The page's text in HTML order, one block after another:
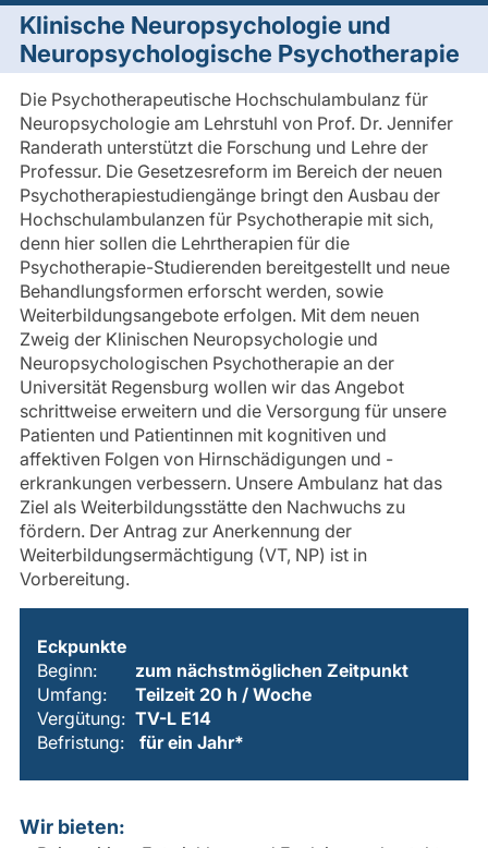
Klinische Neuropsychologie und
Neuropsychologische Psychotherapie
Die Psychotherapeutische Hochschulambulanz für
Neuropsychologie am Lehrstuhl von Prof. Dr. Jennifer
Randerath unterstützt die Forschung und Lehre der
Professur. Die Gesetzesreform im Bereich der neuen
Psychotherapiestudiengänge bringt den Ausbau der
Hochschulambulanzen für Psychotherapie mit sich,
denn hier sollen die Lehrtherapien für die
Psychotherapie-Studierenden bereitgestellt und neue
Behandlungsformen erforscht werden, sowie
Weiterbildungsangebote erfolgen. Mit dem neuen
Zweig der Klinischen Neuropsychologie und
Neuropsychologischen Psychotherapie an der
Universität Regensburg wollen wir das Angebot
schrittweise erweitern und die Versorgung für unsere
Patienten und Patientinnen mit kognitiven und
affektiven Folgen von Hirnschädigungen und -
erkrankungen verbessern. Unsere Ambulanz hat das
Ziel als Weiterbildungsstätte den Nachwuchs zu
fördern. Der Antrag zur Anerkennung der
Weiterbildungsermächtigung (VT, NP) ist in
Vorbereitung.
Eckpunkte
Beginn:
zum nächstmöglichen Zeitpunkt
Umfang:
Teilzeit 20 h / Woche
Vergütung: TV-L E14
Befristung:
für ein Jahr*
Wir bieten: